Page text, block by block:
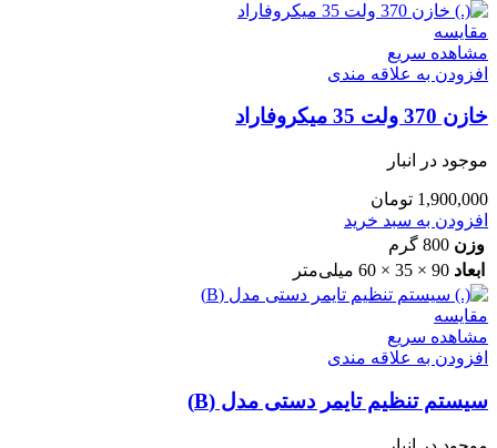
مقایسه
مشاهده سریع
افزودن به علاقه مندی
خازن 370 ولت 35 میکروفاراد
موجود در انبار
1,900,000 تومان
افزودن به سبد خرید
وزن 800 گرم
ابعاد 90 × 35 × 60 میلی‌متر
مقایسه
مشاهده سریع
افزودن به علاقه مندی
سیستم تنظیم تایمر دستی مدل (B)